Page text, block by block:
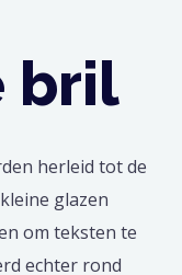
bril
herleid tot de
glazen
om teksten te
echter rond